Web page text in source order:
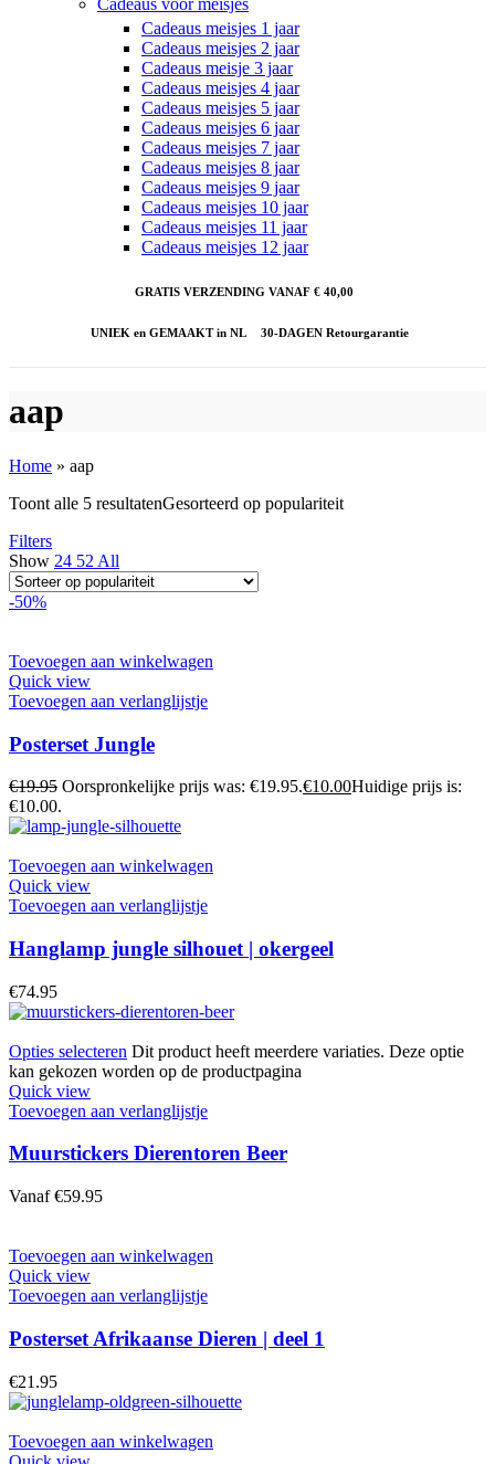
Cadeaus voor meisjes
Cadeaus meisjes 1 jaar
Cadeaus meisjes 2 jaar
Cadeaus meisje 3 jaar
Cadeaus meisjes 4 jaar
Cadeaus meisjes 5 jaar
Cadeaus meisjes 6 jaar
Cadeaus meisjes 7 jaar
Cadeaus meisjes 8 jaar
Cadeaus meisjes 9 jaar
Cadeaus meisjes 10 jaar
Cadeaus meisjes 11 jaar
Cadeaus meisjes 12 jaar
GRATIS VERZENDING VANAF € 40,00
UNIEK en GEMAAKT in NL 30-DAGEN Retourgarantie
aap
Home » aap
Toont alle 5 resultatenGesorteerd op populariteit
Filters
Show 24 52 All
-50%
Toevoegen aan winkelwagen
Quick view
Toevoegen aan verlanglijstje
Posterset Jungle
€19.95 Oorspronkelijke prijs was: €19.95.€10.00Huidige prijs is:
€10.00.
Toevoegen aan winkelwagen
Quick view
Toevoegen aan verlanglijstje
Hanglamp jungle silhouet | okergeel
€74.95
Opties selecteren Dit product heeft meerdere variaties. Deze optie
kan gekozen worden op de productpagina
Quick view
Toevoegen aan verlanglijstje
Muurstickers Dierentoren Beer
Vanaf €59.95
Toevoegen aan winkelwagen
Quick view
Toevoegen aan verlanglijstje
Posterset Afrikaanse Dieren | deel 1
€21.95
Toevoegen aan winkelwagen